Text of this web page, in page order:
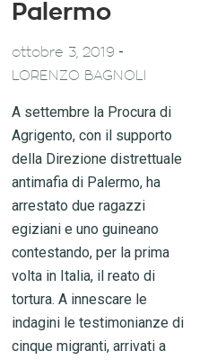
Palermo
ottobre 3, 2019 -
LORENZO BAGNOLI
A settembre la Procura di
Agrigento, con il supporto
della Direzione distrettuale
antimafia di Palermo, ha
arrestato due ragazzi
egiziani e uno guineano
contestando, per la prima
volta in Italia, il reato di
tortura. A innescare le
indagini le testimonianze di
cinque migranti, arrivati a